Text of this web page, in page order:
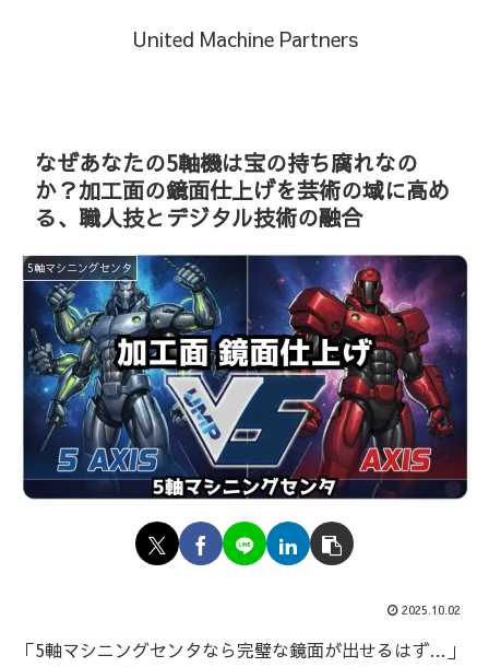
United Machine Partners
なぜあなたの5軸機は宝の持ち腐れなの
か？加工面の鏡面仕上げを芸術の域に高め
る、職人技とデジタル技術の融合
5軸マシニングセンタ
2025.10.02
「5軸マシニングセンタなら完璧な鏡面が出せるはず…」